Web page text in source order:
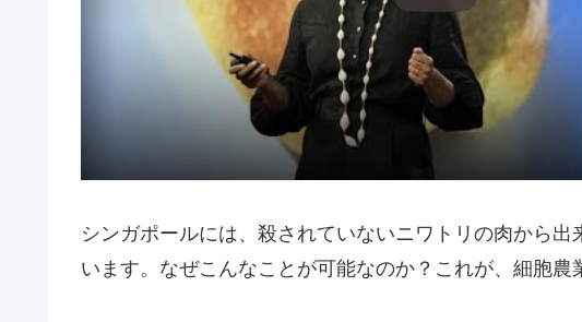
シンガポールには、殺されていないニワトリの肉から
います。なぜこんなことが可能なのか？これが、細胞農